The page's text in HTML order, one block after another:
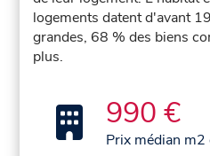
logements datent d'avant
grandes, 68 % des biens
plus.
990 €
Prix médian